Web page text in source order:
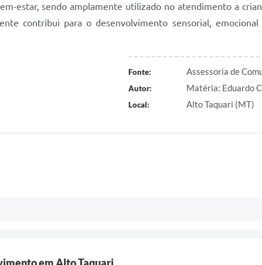
estar, sendo amplamente utilizado no atendimento a
contribui para o desenvolvimento sensorial,
Fonte: Assessoria de
Autor: Matéria: Eduardo
Local: Alto Taquari (MT)